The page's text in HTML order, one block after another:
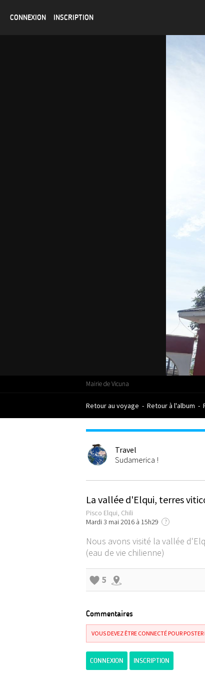
CONNEXION INSCRIPTION
Mairie de Vicuna
Retour au voyage - Retour à l'album -
Travel
Sudamerica !
La vallée d'Elqui, terres
Pisco Elqui, Chili
Mardi 3 mai 2016 à 15h29
?
Nous avons visité la vallée
(eau de vie chilienne)
5
Commentaires
VOUS DEVEZ ÊTRE CONNECTÉ POUR
CONNEXION INSCRIPTION